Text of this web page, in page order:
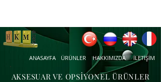
ANASAYFA ÜRÜNLER HAKKIMIZDA İLETİŞİM
AKSESUAR VE OPSİYONEL ÜRÜNLER